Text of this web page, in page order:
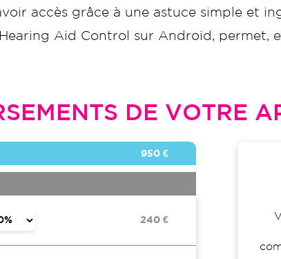
accès grâce à une astuce simple et
Aid Control sur Android, permet,
DE VOTRE
950 €
240 €